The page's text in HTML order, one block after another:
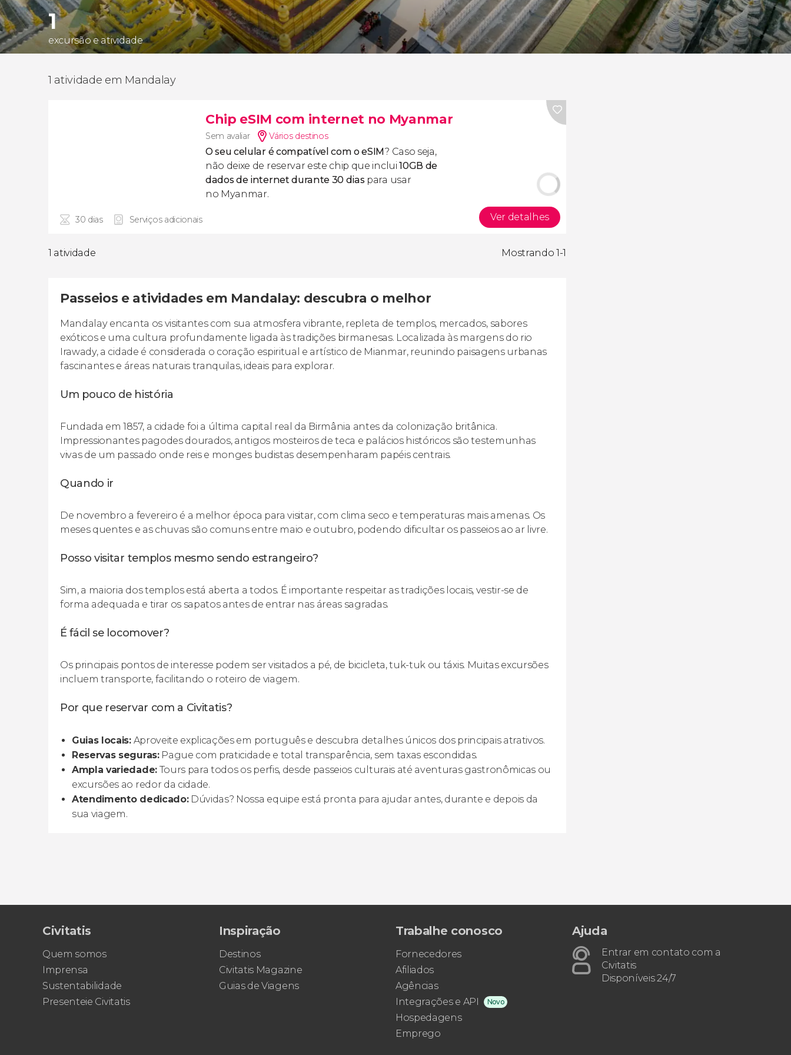
1
excursão e atividade
1 atividade em Mandalay
Chip eSIM com internet no Myanmar
Sem avaliar Vários destinos
O seu celular é compatível com o eSIM? Caso seja,
não deixe de reservar este chip que inclui10GB de
dados de internet durante 30 dias para usar
no Myanmar.
30 dias Serviços adicionais Ver detalhes
1 atividade Mostrando 1-1
Passeios e atividades em Mandalay: descubra o melhor
Mandalay encanta os visitantes com sua atmosfera vibrante, repleta de templos, mercados, sabores
exóticos e uma cultura profundamente ligada às tradições birmanesas. Localizada às margens do rio
Irawady, a cidade é considerada o coração espiritual e artístico de Mianmar, reunindo paisagens urbanas
fascinantes e áreas naturais tranquilas, ideais para explorar.
Um pouco de história
Fundada em 1857, a cidade foi a última capital real da Birmânia antes da colonização britânica.
Impressionantes pagodes dourados, antigos mosteiros de teca e palácios históricos são testemunhas
vivas de um passado onde reis e monges budistas desempenharam papéis centrais.
Quando ir
De novembro a fevereiro é a melhor época para visitar, com clima seco e temperaturas mais amenas. Os
meses quentes e as chuvas são comuns entre maio e outubro, podendo dificultar os passeios ao ar livre.
Posso visitar templos mesmo sendo estrangeiro?
Sim, a maioria dos templos está aberta a todos. É importante respeitar as tradições locais, vestir-se de
forma adequada e tirar os sapatos antes de entrar nas áreas sagradas.
É fácil se locomover?
Os principais pontos de interesse podem ser visitados a pé, de bicicleta, tuk-tuk ou táxis. Muitas excursões
incluem transporte, facilitando o roteiro de viagem.
Por que reservar com a Civitatis?
Guias locais:Aproveite explicações em português e descubra detalhes únicos dos principais atrativos.
Reservas seguras:Pague com praticidade e total transparência, sem taxas escondidas.
Ampla variedade:Tours para todos os perfis, desde passeios culturais até aventuras gastronômicas ou
excursões ao redor da cidade.
Atendimento dedicado:Dúvidas? Nossa equipe está pronta para ajudar antes, durante e depois da
sua viagem.
Civitatis
Quem somos
Imprensa
Sustentabilidade
Presenteie Civitatis
Inspiração
Destinos
Civitatis Magazine
Guias de Viagens
Trabalhe conosco
Fornecedores
Afiliados
Agências
Integrações e API
Novo
Hospedagens
Emprego
Ajuda
Entrar em contato com a
Civitatis
Disponíveis 24/7